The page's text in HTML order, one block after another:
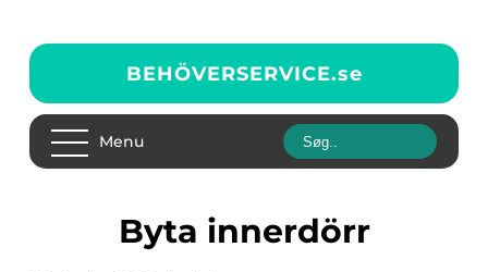
BEHÖVERSERVICE.se
Menu
byta innerdörr